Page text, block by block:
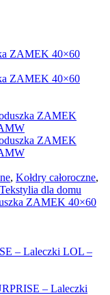
, Kołdry całoroczne,
Tekstylia dla domu
ZAMEK 40×60